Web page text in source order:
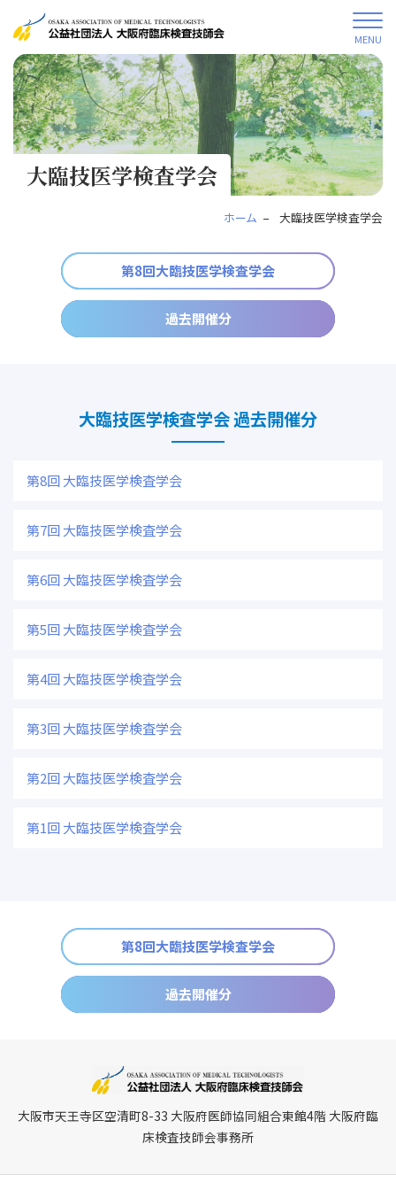
MENU
大臨技医学検査学会
ホーム 大臨技医学検査学会
第8回大臨技医学検査学会
過去開催分
大臨技医学検査学会 過去開催分
第8回 大臨技医学検査学会
第7回 大臨技医学検査学会
第6回 大臨技医学検査学会
第5回 大臨技医学検査学会
第4回 大臨技医学検査学会
第3回 大臨技医学検査学会
第2回 大臨技医学検査学会
第1回 大臨技医学検査学会
第8回大臨技医学検査学会
過去開催分
大阪市天王寺区空清町8-33 大阪府医師協同組合東館4階 大阪府臨
床検査技師会事務所